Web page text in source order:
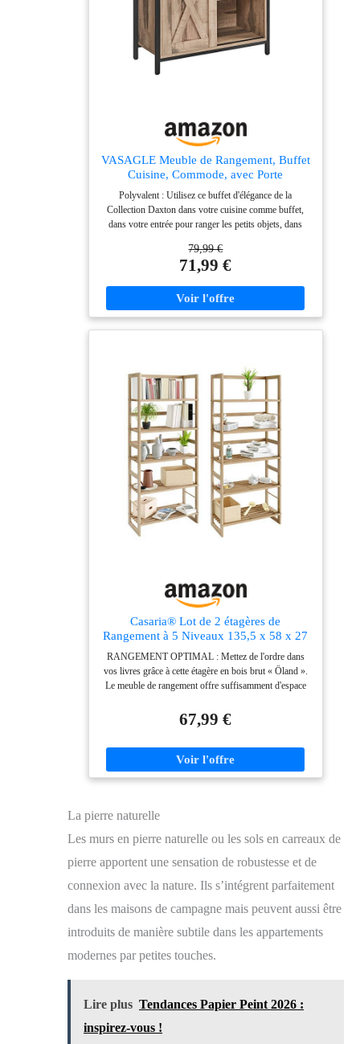
VASAGLE Meuble de Rangement, Buffet
Cuisine, Commode, avec Porte
Coulissante, Tiroirs, 30 x 70 x 80 cm,
Étagères Réglables, pour Salon, Marron
Camel et Noir d'encre LSC100B50
Polyvalent : Utilisez ce buffet d'élégance de la
Collection Daxton dans votre cuisine comme buffet,
dans votre entrée pour ranger les petits objets, dans
comme caisson de rangement Porte coulissante : La
porte coulissante, en disposition symétrique, confère à
s’harmonise facilement dans de nombreux styles de
décoration d'intérieure Rangement flexible : Ce buffet
dessus de 30 x 70 cm accueille vos affaires Robuste et
stable : Fait en panneaux d’aggloméré et en acier, cette
commode est stable et robuste. Les pieds réglables
assurent une bonne stabilité. Le kit anti-basculement
assure une stabilité supplémentaire Montage facile :
Grâce aux instructions illustrées et aux pièces
numérotées, le montage de ce meuble de rangement est
un jeu d'enfant. En plus, des vis de rechange sont
fournies
79,99 €
71,99 €
Casaria® Lot de 2 étagères de
Rangement à 5 Niveaux 135,5 x 58 x 27
cm Bois présentoir Multifonctionnel Salle
de Bain
RANGEMENT OPTIMAL : Mettez de l'ordre dans
vos livres grâce à cette étagère en bois brut « Öland ».
Le meuble de rangement offre suffisamment d'espace
POLYVALENTE : Livres, objets décoratifs,
chaussures, notre étagère est polyvalente et peut
salon, chambre, couloir ou autre. Cette étagère est la
solution de rangement idéale. ASPECT NATUREL :
intérieur. Passe-partout, vous pouvez facilement
: La construction robuste en bois offre à l'étagère
stabilité et durabilité. Chaque étagère peut supporter
Dimensions : (h x l x p) 135,5 x 58 x 27 cm.
MONTAGE SIMPLE ET FACILE D'ENTRETIEN :
Le meuble de rangement est facile à entretenir : Il suffit
de l'essuyer avec un chiffon légèrement humide.
67,99 €
La pierre naturelle
Les murs en pierre naturelle ou les sols en carreaux de
pierre apportent une sensation de robustesse et de
connexion avec la nature. Ils s’intégrent parfaitement
dans les maisons de campagne mais peuvent aussi être
introduits de manière subtile dans les appartements
modernes par petites touches.
Lire plus Tendances Papier Peint 2026 :
inspirez-vous !